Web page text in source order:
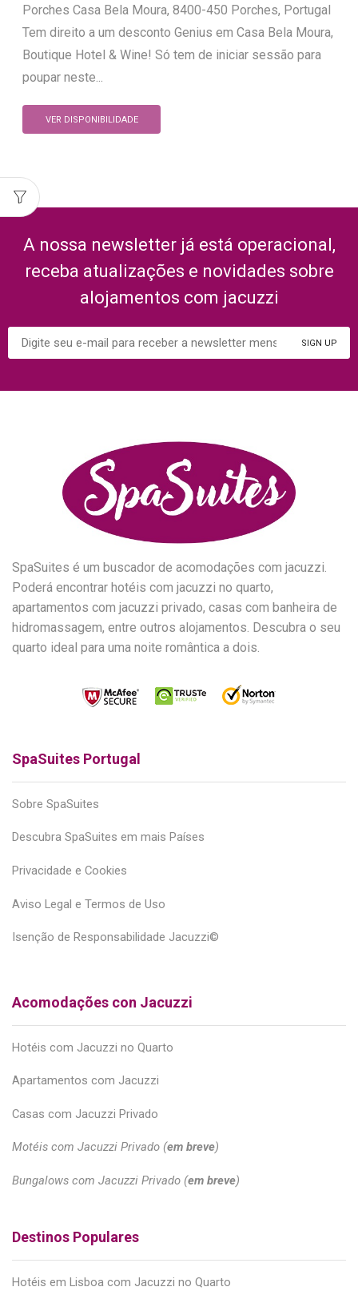
Porches Casa Bela Moura, 8400-450 Porches, Portugal
Tem direito a um desconto Genius em Casa Bela Moura,
Boutique Hotel & Wine! Só tem de iniciar sessão para
poupar neste...
VER DISPONIBILIDADE
A nossa newsletter já está operacional,
receba atualizações e novidades sobre
alojamentos com jacuzzi
SpaSuites é um buscador de acomodações com jacuzzi.
Poderá encontrar hotéis com jacuzzi no quarto,
apartamentos com jacuzzi privado, casas com banheira de
hidromassagem, entre outros alojamentos. Descubra o seu
quarto ideal para uma noite romântica a dois.
SpaSuites Portugal
Sobre SpaSuites
Descubra SpaSuites em mais Países
Privacidade e Cookies
Aviso Legal e Termos de Uso
Isenção de Responsabilidade Jacuzzi©
Acomodações con Jacuzzi
Hotéis com Jacuzzi no Quarto
Apartamentos com Jacuzzi
Casas com Jacuzzi Privado
Motéis com Jacuzzi Privado (em breve)
Bungalows com Jacuzzi Privado (em breve)
Destinos Populares
Hotéis em Lisboa com Jacuzzi no Quarto